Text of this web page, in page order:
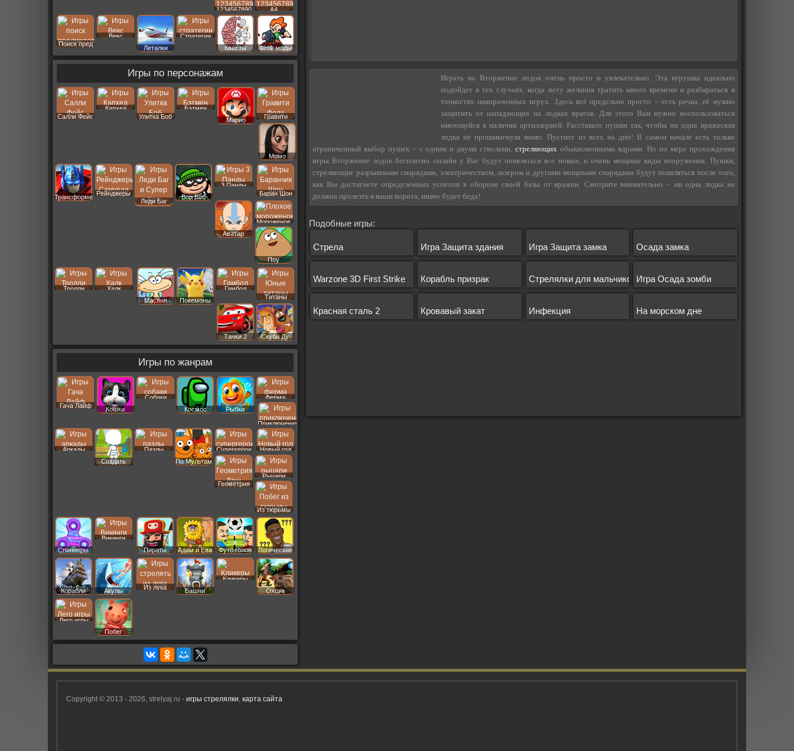
Играть во Вторжение лодок очень просто и увлекательно. Эта игрушка идеально
подойдет в тех случаях, когда нету желания тратить много времени и разбираться в
тонкостях навороченных игрух. Здесь всё предельно просто – есть речка, её нужно
защитить от нападающих на лодках врагов. Для этого Вам нужно воспользоваться
имеющейся в наличии артиллерией. Расставьте пушки так, чтобы ни одна вражеская
лодка не прошмыгнула мимо. Пустите из всех на дно! В самом начале есть только
ограниченный выбор пушек – с одним и двумя стволами,стреляющих обыкновенными ядрами. Но по мере прохождения
игры Вторжение лодок бесплатно онлайн у Вас будут появляться все новые, и очень мощные виды вооружения. Пушки,
стреляющие разрывными снарядами, электричеством, лазером и другими мощными снарядами будут появляться после того,
как Вы достигнете определенных успехов в обороне своей базы от вражин. Смотрите внимательно – ни одна лодка не
должна пролезть в ваши ворота, иначе будет беда!
Подобные игры:
Стрела Игра Защита здания Игра Защита замка Осада замка
Warzone 3D First Strike Корабль призрак Стрелялки для мальчиков 7 летИгра Осада зомби
Красная сталь 2 Кровавый закат Инфекция На морском дне
1234567890 A4
Поиск пред
Векс
Леталки
Стратегии
Квесты
ФНФ моды
Игры по персонажам
Салли Фейс
Капхед
Улитка Боб
Бэтмен
Марио
Гравити
Фолз
Момо
Трансформеры
Рейнджеры
Леди Баг
Вор Боб
3 Панды
Баран Шон
Аватар
Мороженое
Поу
Тролли
Халк
Масяня
Покемоны
Гамбол
Титаны
Тачки 2 Скуби Ду
Игры по жанрам
Гача Лайф
Кошки
Собаки
Космос
Рыбки
Ферма
Приключения
Аркады
Создать
Пазлы
По Мультам
Супергерои Новый год
Геометрия
Рыцари
Из тюрьмы
Спиннеры
Викинги
Пираты
Адам и Ева Футб голов Логические
Корабли Акулы
Из лука
Башни
Кликеры
Охота
Лего игры
Побег
Copyright © 2013 - 2026, strelyaj.ru - игры стрелялки, карта сайта